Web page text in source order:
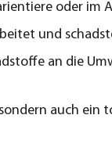
oder im
und
an die
auch ein